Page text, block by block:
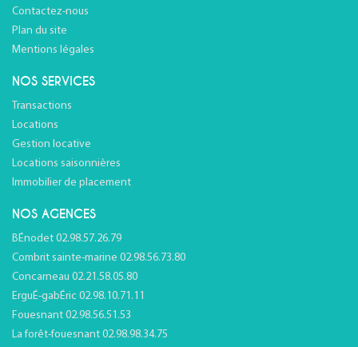
Contactez-nous
Plan du site
Mentions légales
NOS SERVICES
Transactions
Locations
Gestion locative
Locations saisonnières
Immobilier de placement
NOS AGENCES
BÉnodet 02.98.57.26.79
Combrit sainte-marine 02.98.56.73.80
Concarneau 02.21.58.05.80
ErguÉ-gabÉric 02.98.10.71.11
Fouesnant 02.98.56.51.53
La forêt-fouesnant 02.98.98.34.75